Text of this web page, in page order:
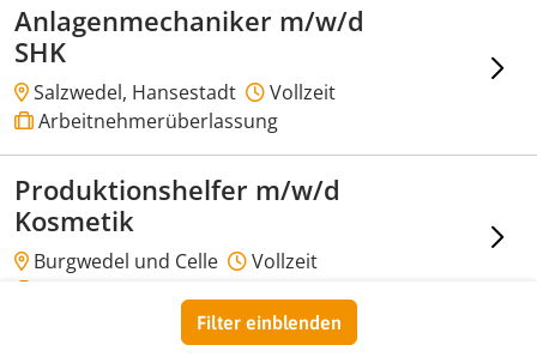
Filter einblenden
Anlagenmechaniker m/w/d
SHK
Salzwedel, Hansestadt
Vollzeit
Arbeitnehmerüberlassung
Produktionshelfer m/w/d
Kosmetik
Burgwedel und Celle
Vollzeit